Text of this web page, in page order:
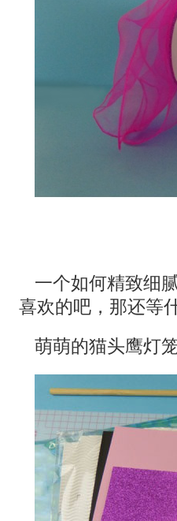
一个如何精致细
喜欢的吧，那还等
萌萌的猫头鹰灯